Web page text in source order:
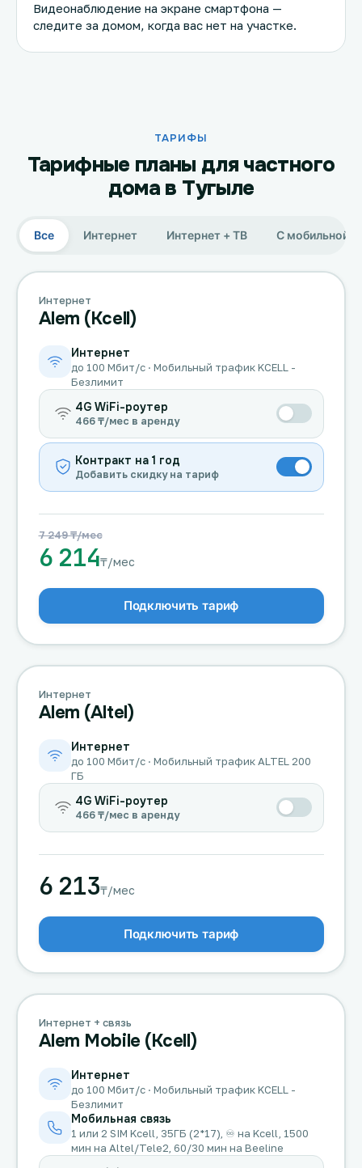
Видеонаблюдение на экране смартфона —
следите за домом, когда вас нет на участке.
ТАРИФЫ
Тарифные планы для частного
дома в Тугыле
Все Интернет Интернет + ТВ С мобильной
Интернет
Alem (Kcell)
Интернет
до 100 Мбит/с · Мобильный трафик KCELL -
Безлимит
4G WiFi-роутер
466 ₸/мес в аренду
Контракт на 1 год
Добавить скидку на тариф
7 249 ₸/мес
6 214₸/мес
Подключить тариф
Интернет
Alem (Altel)
Интернет
до 100 Мбит/с · Мобильный трафик ALTEL 200
ГБ
4G WiFi-роутер
466 ₸/мес в аренду
6 213₸/мес
Подключить тариф
Интернет + связь
Alem Mobile (Kcell)
Интернет
до 100 Мбит/с · Мобильный трафик KCELL -
Безлимит
Мобильная связь
1 или 2 SIM Kcell, 35ГБ (2*17), ♾️ на Kcell, 1500
мин на Altel/Tele2, 60/30 мин на Beeline